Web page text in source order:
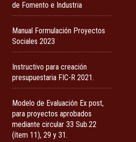
de Fomento e Industria
Manual Formulación Proyectos
Sociales 2023
Instructivo para creación
presupuestaria FIC-R 2021.
Modelo de Evaluación Ex post,
para proyectos aprobados
mediante circular 33 Sub.22
(ítem 11), 29 y 31.